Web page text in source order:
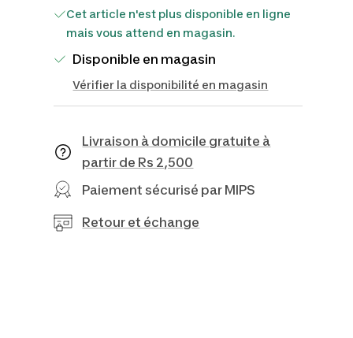
Cet article n'est plus disponible en ligne
mais vous attend en magasin.
Disponible en magasin
Vérifier la disponibilité en magasin
Livraison à domicile gratuite à
partir de Rs 2,500
Paiement sécurisé par MIPS
Retour et échange